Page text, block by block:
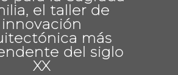
el taller de
innovación
más
del siglo
XX